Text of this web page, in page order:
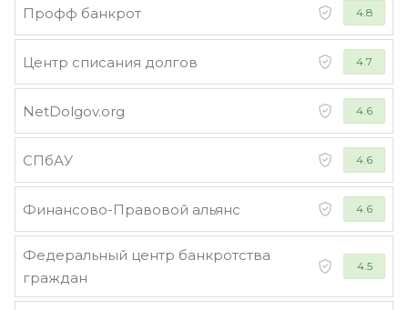
Профф банкрот 4.8
Центр списания долгов 4.7
NetDolgov.org 4.6
СПбАУ 4.6
Финансово-Правовой альянс 4.6
Федеральный центр банкротства
граждан
4.5